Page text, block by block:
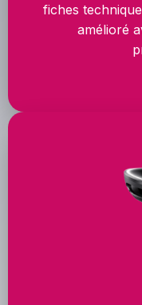
fiches
amélioré